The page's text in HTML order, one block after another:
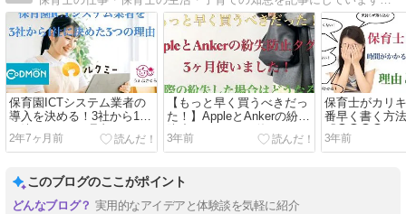
保育園ICTシステム業者の
導入を決める！3社から1社
に決めた3つの理由〜コド
モン、ルクミー、うぇぶさ
2年7ヶ月前
【もっと早く買うべきだっ
た！】AppleとAnkerの紛失
防止タグを3ヶ月使いまし
た！〜実際の紛失した場合
3年前
保育士がカリ
番早く書く方
「◯◯◯◯やる
ュラムを書く
3年前
このブログのここがポイント
実用的なアイデアと体験談を気軽に紹介